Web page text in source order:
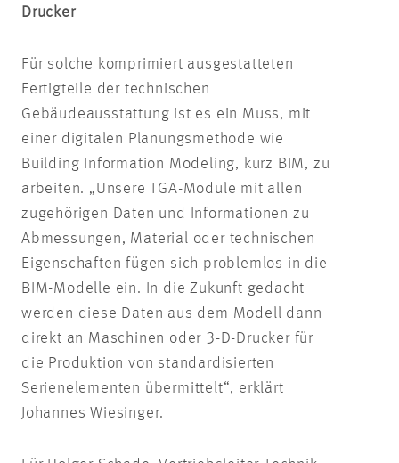
Drucker
Für solche komprimiert ausgestatteten
Fertigteile der technischen
Gebäudeausstattung ist es ein Muss, mit
einer digitalen Planungsmethode wie
Building Information Modeling, kurz BIM, zu
arbeiten. „Unsere TGA-Module mit allen
zugehörigen Daten und Informationen zu
Abmessungen, Material oder technischen
Eigenschaften fügen sich problemlos in die
BIM-Modelle ein. In die Zukunft gedacht
werden diese Daten aus dem Modell dann
direkt an Maschinen oder 3-D-Drucker für
die Produktion von standardisierten
Serienelementen übermittelt“, erklärt
Johannes Wiesinger.